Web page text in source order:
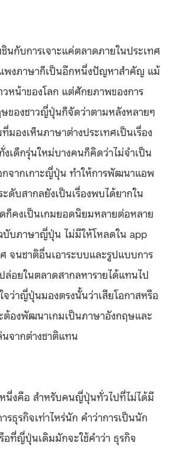
นกับการเจาะแค่ตลาดภายในประเทศ
พงภาษาก็เป็นอีกหนึ่งปัญหาสำคัญ แม้
หน้าของโลก แต่ศักยภาพของการ
ษของชาวญี่ปุ่นก็จัดว่าตามหลังหลายๆ
มองเห็นภาษาต่างประเทศเป็นเรื่อง
เด็กรุ่นใหม่บางคนก็คิดว่าไม่จำเป็น
กจากเกาะญี่ปุ่น ทำให้การพัฒนาแอพ
ดับสากลยังเป็นเรื่องพบได้ยากใน
คงเป็นเกมยอดนิยมหลายต่อหลาย
บับภาษาญี่ปุ่น ไม่มีให้โหลดใน app
จนชาติอื่นเอาระบบและรูปแบบการ
ล่อยในตลาดสากลหารายได้แทนไป
จว่าญี่ปุ่นมองตรงนั้นว่าเสียโอกาสหรือ
ต้องพัฒนาเกมเป็นภาษาอังกฤษและ
จากต่างชาติแทน
นึ่งคือ สำหรับคนญี่ปุ่นทั่วไปที่ไม่ได้มี
รธุรกิจเท่าไหร่นัก คำว่าการเป็นนัก
ที่ญี่ปุ่นเดิมมักจะใช้คำว่า ธุรกิจ